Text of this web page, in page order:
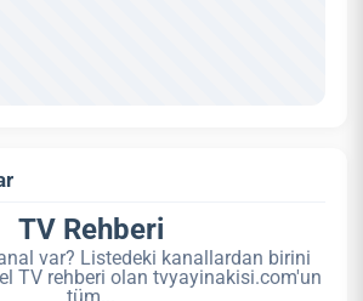
TV Rehberi
var? Listedeki kanallardan birini
TV rehberi olan tvyayinakisi.com'un